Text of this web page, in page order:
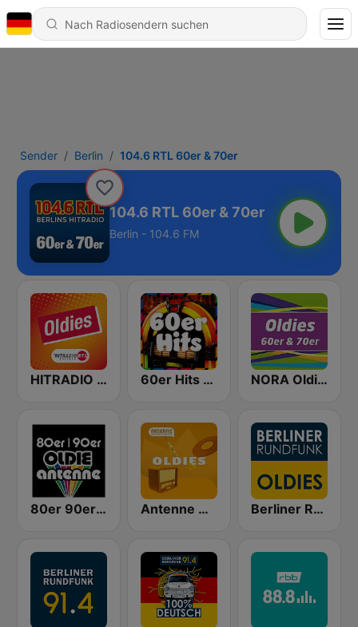
Sender Berlin 104.6 RTL 60er & 70er
104.6 RTL 60er & 70er
Berlin - 104.6 FM
HITRADIO RTL Oldies 60er Hits - von 80er 90er OLDIE ANTENNE NORA Oldies
80er 90er OLDIE ANTENNE Antenne Niedersachsen Oldies Berliner Rundfunk Oldies